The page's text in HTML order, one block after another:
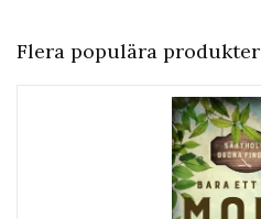
Flera populära produkter